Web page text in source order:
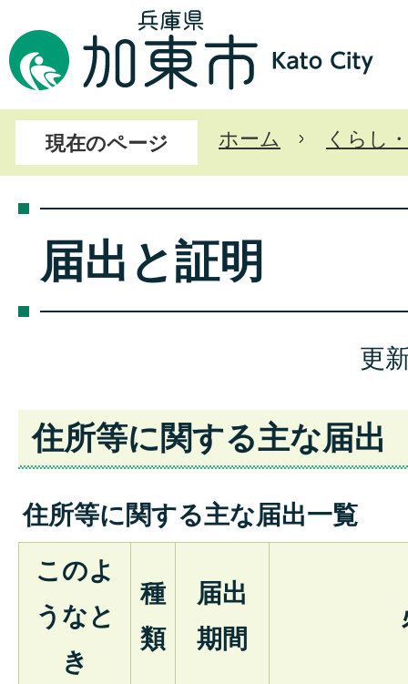
現在のページ ホーム くらし
届出と証明
更
住所等に関する主な届出
住所等に関する主な届出一覧
このよ
うなと
き
種
類
届出
期間